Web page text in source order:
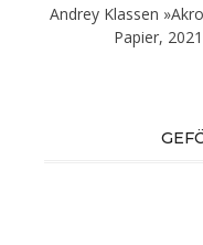
Andrey Klassen
Papier,